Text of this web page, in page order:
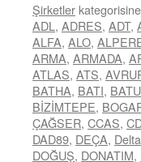
Şirketler
ADL , ADRES, ADT,
ALFA, ALO,
ARMA, ARMADA,
ATLAS, ATS,
BATHA, BATI, BATU
BİZİMTEPE,
ÇAĞSER, CCAS,
DAD89, DEÇA, Delta
DOĞUŞ, DONATIM,